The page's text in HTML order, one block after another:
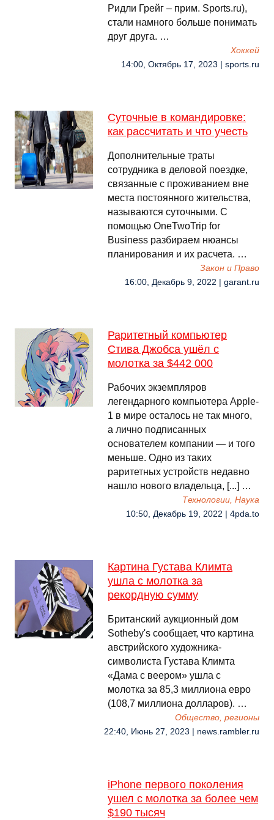
Ридли Грейг – прим. Sports.ru),
стали намного больше понимать
друг друга. …
Хоккей
14:00, Октябрь 17, 2023 | sports.ru
Суточные в командировке:
как рассчитать и что учесть
Дополнительные траты
сотрудника в деловой поездке,
связанные с проживанием вне
места постоянного жительства,
называются суточными. С
помощью OneTwoTrip for
Business разбираем нюансы
планирования и их расчета. …
Закон и Право
16:00, Декабрь 9, 2022 | garant.ru
Раритетный компьютер
Стива Джобса ушёл с
молотка за $442 000
Рабочих экземпляров
легендарного компьютера Apple-
1 в мире осталось не так много,
а лично подписанных
основателем компании — и того
меньше. Одно из таких
раритетных устройств недавно
нашло нового владельца, [...] …
Технологии, Наука
10:50, Декабрь 19, 2022 | 4pda.to
Картина Густава Климта
ушла с молотка за
рекордную сумму
Британский аукционный дом
Sotheby's сообщает, что картина
австрийского художника-
символиста Густава Климта
«Дама с веером» ушла с
молотка за 85,3 миллиона евро
(108,7 миллиона долларов). …
Общество, регионы
22:40, Июнь 27, 2023 | news.rambler.ru
iPhone первого поколения
ушел с молотка за более чем
$190 тысяч